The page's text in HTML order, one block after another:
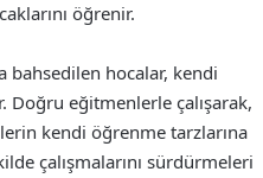
öğrenir.
bahsedilen hocalar, kendi
Doğru eğitmenlerle çalışarak,
kendi öğrenme tarzlarına
çalışmalarını sürdürmeleri